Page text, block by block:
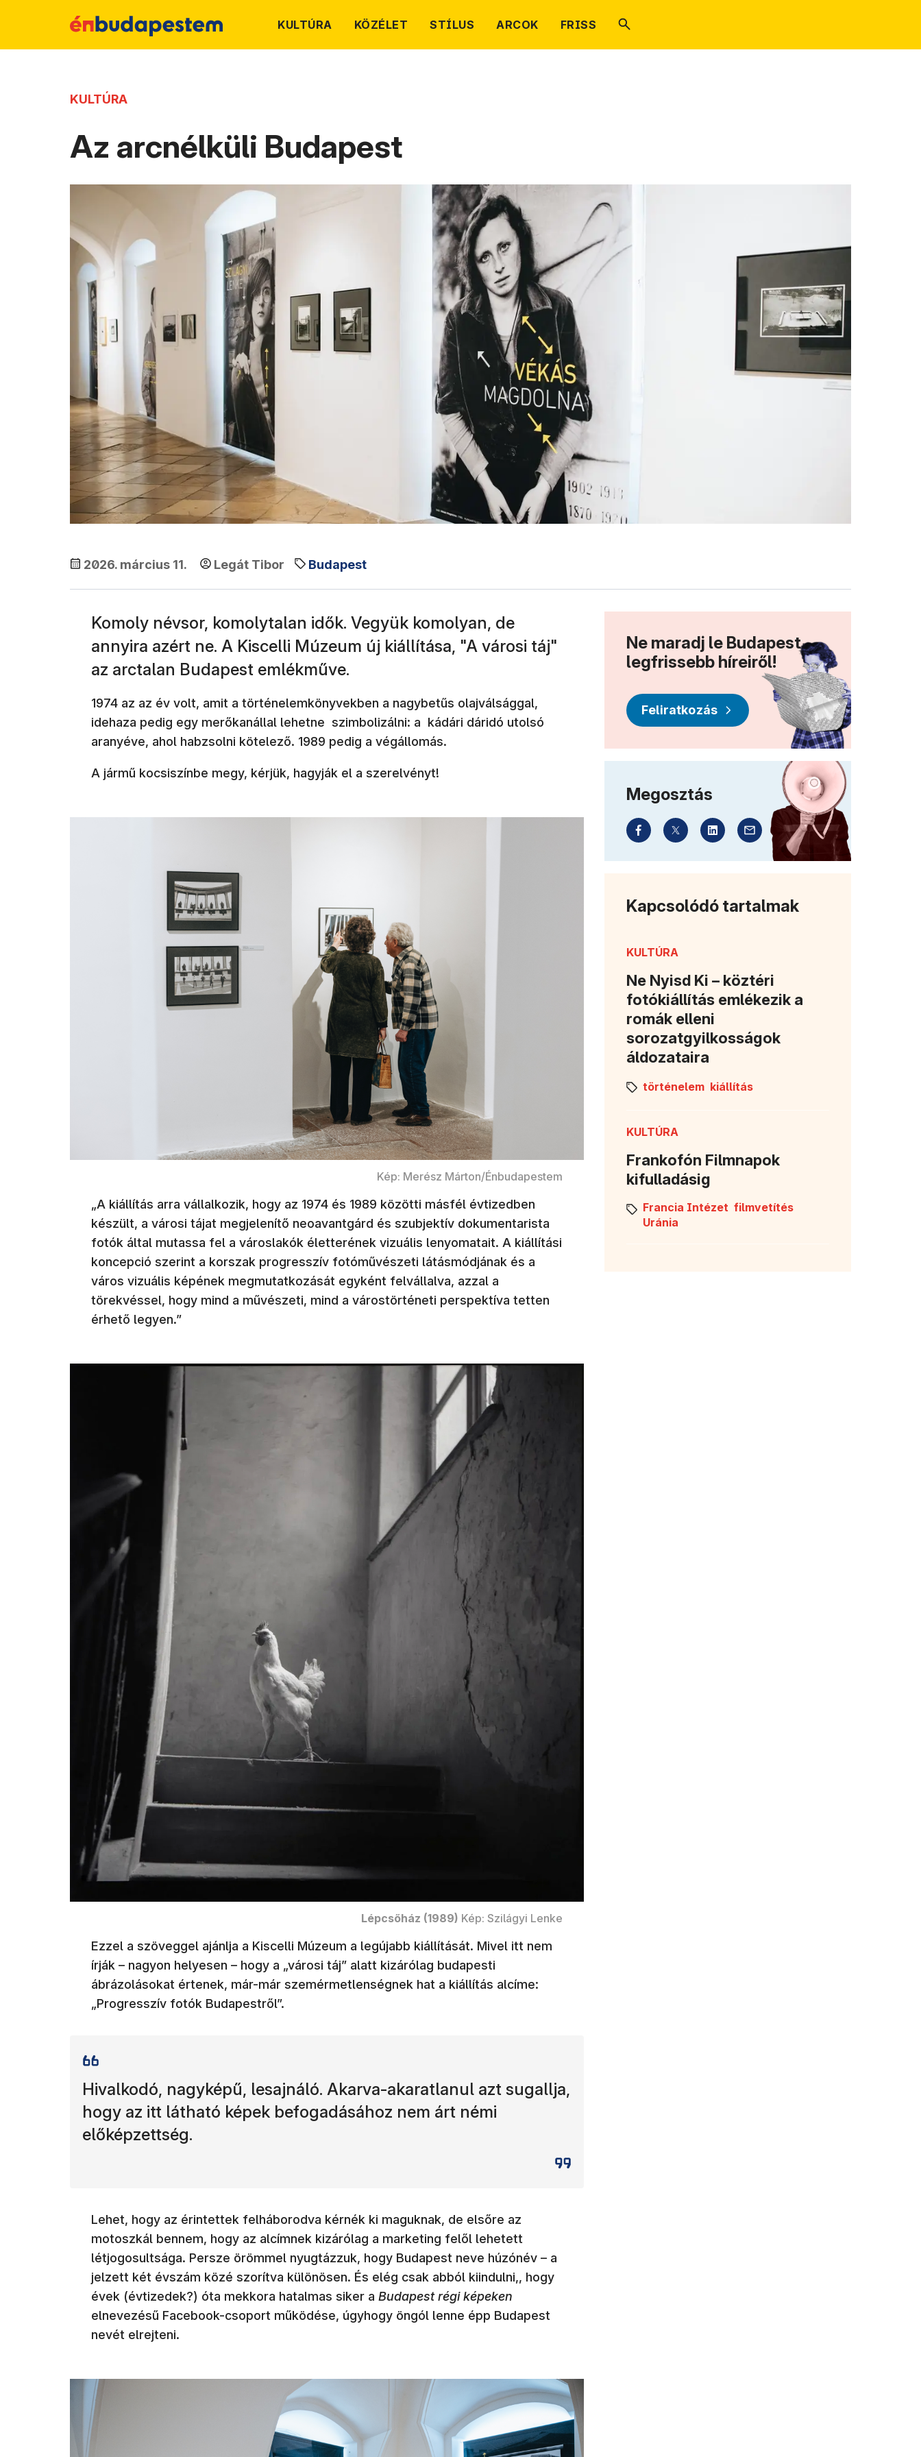
KULTÚRA KÖZÉLET STÍLUS ARCOK FRISS
KULTÚRA
Az arcnélküli Budapest
2026. március 11. Legát Tibor Budapest
Komoly névsor, komolytalan idők. Vegyük komolyan, de
annyira azért ne. A Kiscelli Múzeum új kiállítása, "A városi táj"
az arctalan Budapest emlékműve.
1974 az az év volt, amit a történelemkönyvekben a nagybetűs olajválsággal,
idehaza pedig egy merőkanállal lehetne szimbolizálni: a kádári dáridó utolsó
aranyéve, ahol habzsolni kötelező. 1989 pedig a végállomás.
A jármű kocsiszínbe megy, kérjük, hagyják el a szerelvényt!
Kép: Merész Márton/Énbudapestem
„A kiállítás arra vállalkozik, hogy az 1974 és 1989 közötti másfél évtizedben
készült, a városi tájat megjelenítő neoavantgárd és szubjektív dokumentarista
fotók által mutassa fel a városlakók életterének vizuális lenyomatait. A kiállítási
koncepció szerint a korszak progresszív fotóművészeti látásmódjának és a
város vizuális képének megmutatkozását egyként felvállalva, azzal a
törekvéssel, hogy mind a művészeti, mind a várostörténeti perspektíva tetten
érhető legyen.”
Lépcsőház (1989) Kép: Szilágyi Lenke
Ezzel a szöveggel ajánlja a Kiscelli Múzeum a legújabb kiállítását. Mivel itt nem
írják – nagyon helyesen – hogy a „városi táj” alatt kizárólag budapesti
ábrázolásokat értenek, már-már szemérmetlenségnek hat a kiállítás alcíme:
„Progresszív fotók Budapestről”.
Hivalkodó, nagyképű, lesajnáló. Akarva-akaratlanul azt sugallja,
hogy az itt látható képek befogadásához nem árt némi
előképzettség.
Lehet, hogy az érintettek felháborodva kérnék ki maguknak, de elsőre az
motoszkál bennem, hogy az alcímnek kizárólag a marketing felől lehetett
létjogosultsága. Persze örömmel nyugtázzuk, hogy Budapest neve húzónév – a
jelzett két évszám közé szorítva különösen. És elég csak abból kiindulni,, hogy
évek (évtizedek?) óta mekkora hatalmas siker a Budapest régi képeken
elnevezésű Facebook-csoport működése, úgyhogy öngól lenne épp Budapest
nevét elrejteni.
Ne maradj le Budapest
legfrissebb híreiről!
Feliratkozás
Megosztás
Kapcsolódó tartalmak
KULTÚRA
Ne Nyisd Ki – köztéri
fotókiállítás emlékezik a
romák elleni
sorozatgyilkosságok
áldozataira
történelem kiállítás
KULTÚRA
Frankofón Filmnapok
kifulladásig
Francia Intézet filmvetítés
Uránia